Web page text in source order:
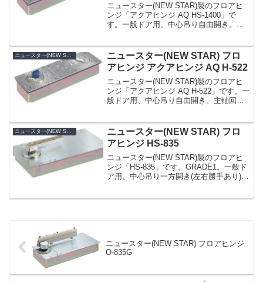
ニュースター(NEW STAR)製のフロアヒ
ンジ「アクアヒンジ AQ HS-1400」で
す。一般ドア用、中心吊り自由開き。主
生を抑制し、長くご使用頂けます。ビル
の玄関、...
ニュースター(NEW STAR) フロ
アヒンジ アクアヒンジ AQ H-522
ニュースター(NEW STAR)製のフロアヒ
ンジ「アクアヒンジ AQ H-522」です。一
般ドア用、中心吊り自由開き。主軸回り
抑制し、長くご使用頂けます。ビルの玄
関、レス...
ニュースター(NEW STAR)
ニュースター(NEW STAR) フロ
アヒンジ HS-835
ニュースター(NEW STAR)製のフロアヒ
ンジ「HS-835」です。GRADE1。一般ド
ア用、中心吊り一方開き(左右勝手あり)。
ニュースター(NEW STAR) フロアヒンジ
O-835G